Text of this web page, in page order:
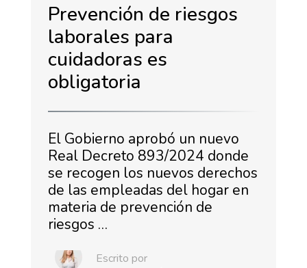
Prevención de riesgos
laborales para
cuidadoras es
obligatoria
El Gobierno aprobó un nuevo
Real Decreto 893/2024 donde
se recogen los nuevos derechos
de las empleadas del hogar en
materia de prevención de
riesgos …
Escrito por